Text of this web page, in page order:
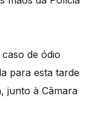
de ódio
para esta tarde
junto à Câmara